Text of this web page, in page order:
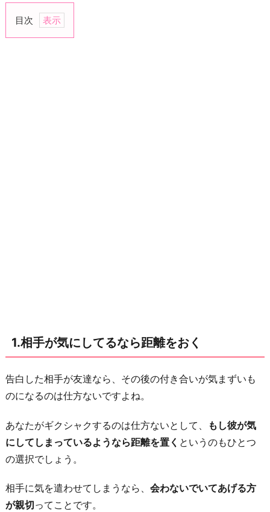
目次
1.
力
今
ま
で
り
に
接
る
1.相手が気にしてるなら距離をおく
告白した相手が友達なら、その後の付き合いが気まずいも
のになるのは仕方ないですよね。
あなたがギクシャクするのは仕方ないとして、
もし彼が気
にしてしまっているようなら距離を置く というのもひとつ
の選択でしょう。
相手に気を遣わせてしまうなら、 会わないでいてあげる方
が親切ってことです。